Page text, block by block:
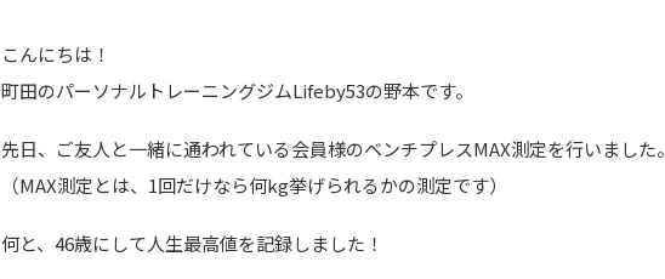
こんにちは！
町田のパーソナルトレーニングジムLifeby53の野本です。
先日、ご友人と一緒に通われている会員様のベンチプレスMAX測定を行いました。
（MAX測定とは、1回だけなら何kg挙げられるかの測定です）
何と、46歳にして人生最高値を記録しました！